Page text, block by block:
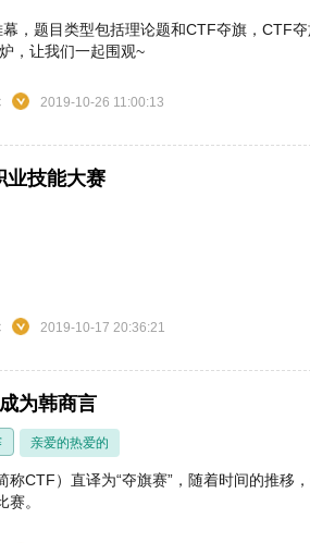
，题目类型包括理论题和CTF夺旗，CTF
，让我们一起围观~
2019-10-26 11:00:13
业技能大赛
2019-10-17 20:36:21
为韩商言
亲爱的热爱的
称CTF）直译为“夺旗赛”，随着时间的推移
。